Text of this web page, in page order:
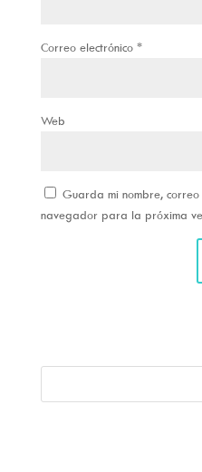
Correo electrónico *
Web
Guarda mi nombre,
navegador para la próxima